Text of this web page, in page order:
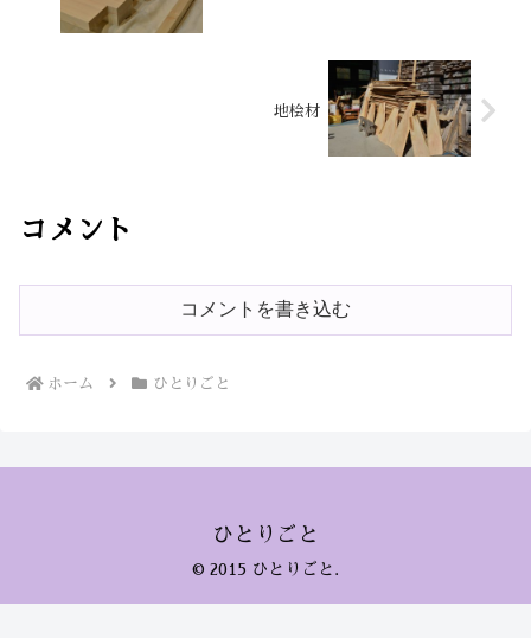
地桧材
コメント
コメントを書き込む
ホーム ひとりごと
ひとりごと
© 2015 ひとりごと.